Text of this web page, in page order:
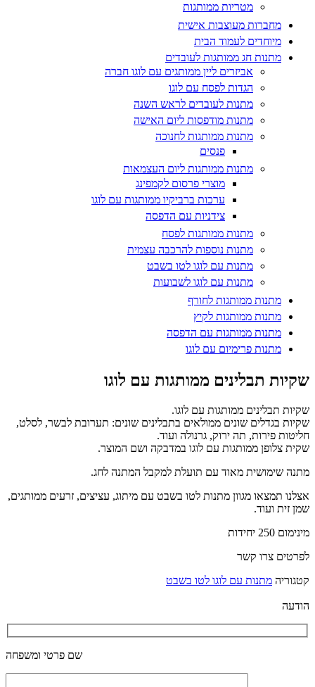
מטריות ממותגות
מחברות מעוצבות אישית
מיוחדים לעמוד הבית
מתנות חג ממותגות לעובדים
אביזרים ליין ממותגים עם לוגו חברה
הגדות לפסח עם לוגו
מתנות לעובדים לראש השנה
מתנות מודפסות ליום האישה
מתנות ממותגות לחנוכה
פנסים
מתנות ממותגות ליום העצמאות
מוצרי פרסום לקמפינג
ערכות ברביקיו ממותגות עם לוגו
צידניות עם הדפסה
מתנות ממותגות לפסח
מתנות נוספות להרכבה עצמית
מתנות עם לוגו לטו בשבט
מתנות עם לוגו לשבועות
מתנות ממותגות לחורף
מתנות ממותגות לקיץ
מתנות ממותגות עם הדפסה
מתנות פרימיום עם לוגו
שקיות תבלינים ממותגות עם לוגו
שקיות תבלינים ממותגות עם לוגו.
שקיות בגדלים שונים ממולאים בתבלינים שונים: תערובת לבשר, לסלט,
חליטות פירות, תה ירוק, גרנולה ועוד.
שקית צלופן ממותגות עם לוגו במדבקה ושם המוצר.
מתנה שימושית מאוד עם תועלת למקבל המתנה לחג.
אצלנו תמצאו מגוון מתנות לטו בשבט עם מיתוג, עציצים, זרעים ממותגים,
שמן זית ועוד.
מינימום 250 יחידות
לפרטים צרו קשר
קטגוריה מתנות עם לוגו לטו בשבט
הודעה
שם פרטי ומשפחה